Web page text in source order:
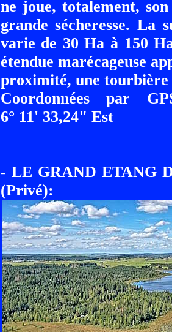
ne joue, totalement,
grande sécheresse.
varie de 30 Ha à 150
étendue marécageuse
proximité, une
Coordonnées par
6° 11' 33,24" Est
- LE GRAND ETANG
(Privé):